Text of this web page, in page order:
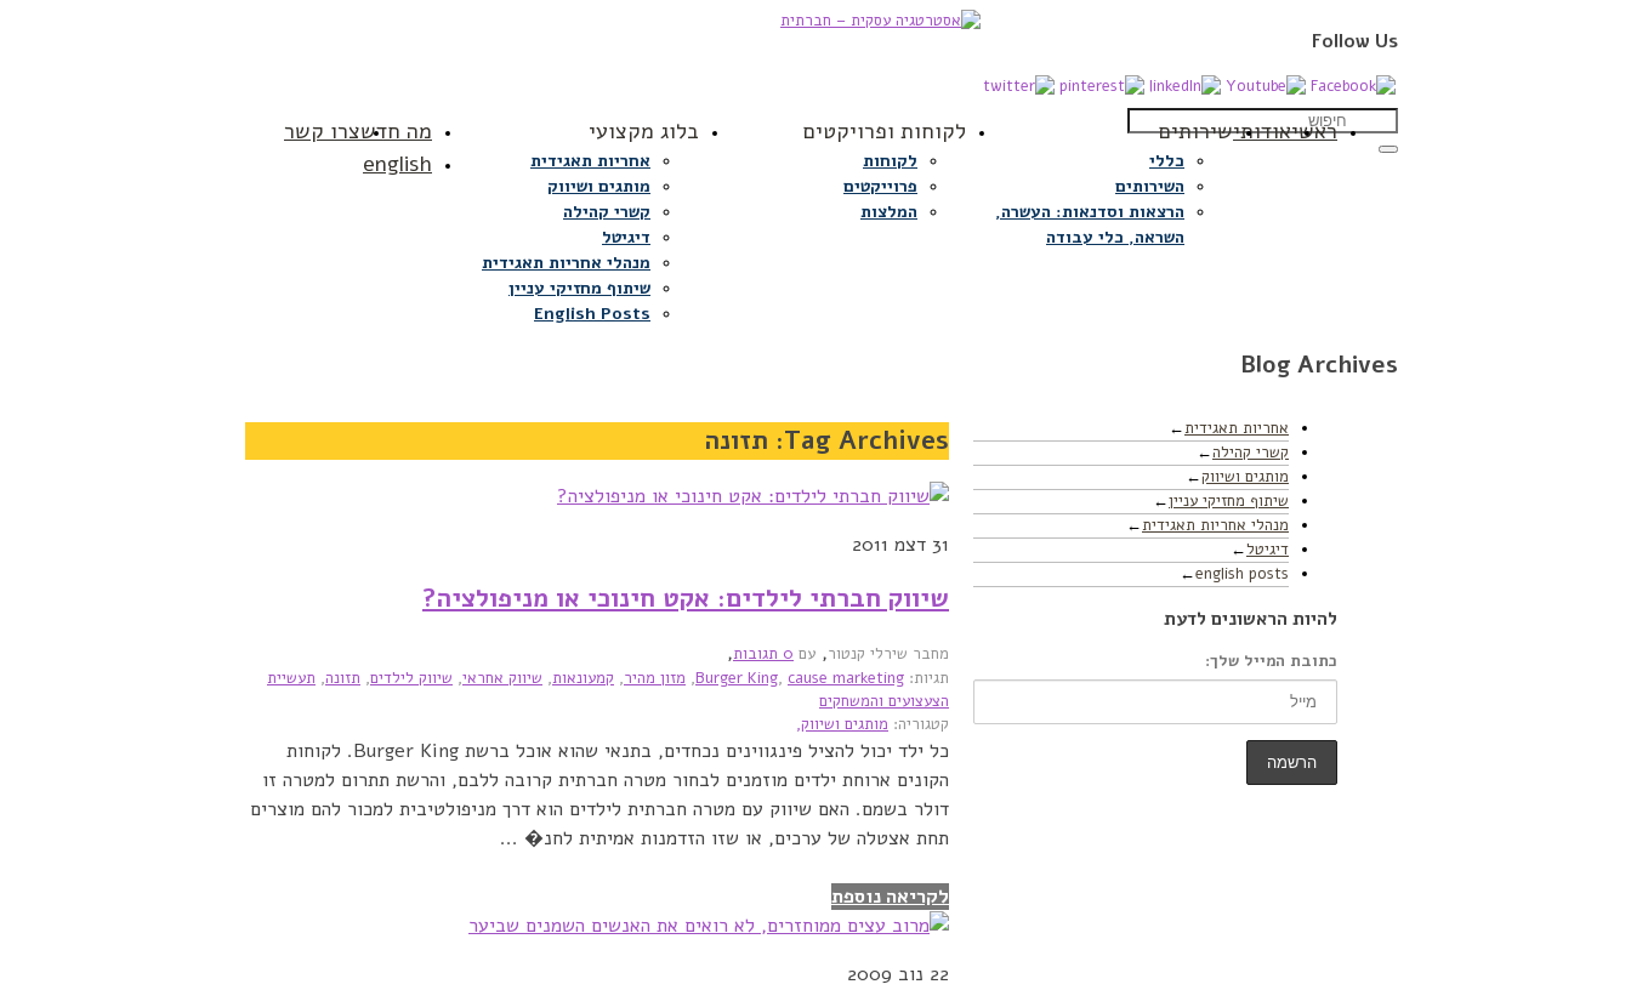
Follow Us
ראשיאודותישירותים
כללי
השירותים
הרצאות וסדנאות: העשרה,
השראה, כלי עבודה
לקוחות ופרויקטים
לקוחות
פרוייקטים
המלצות
בלוג מקצועי
אחריות תאגידית
מותגים ושיווק
קשרי קהילה
דיגיטל
מנהלי אחריות תאגידית
שיתוף מחזיקי עניין
English Posts
מה חדשצרו קשר
english
Blog Archives
Tag Archives: תזונה
31 דצמ 2011
שיווק חברתי לילדים: אקט חינוכי או מניפולציה?
מחבר שירלי קנטור, עם 0 תגובות ,
קטגוריה: מותגים ושיווק,
תגיות: Burger King, cause marketing
, מזון מהיר, קמעונאות, שיווק אחראי, שיווק לילדים, תזונה, תעשיית
הצעצועים והמשחקים
כל ילד יכול להציל פינגווינים נכחדים, בתנאי שהוא אוכל ברשת Burger King. לקוחות
הקונים ארוחת ילדים מוזמנים לבחור מטרה חברתית קרובה ללבם, והרשת תתרום למטרה זו
דולר בשמם. האם שיווק עם מטרה חברתית לילדים הוא דרך מניפולטיבית למכור להם מוצרים
תחת אצטלה של ערכים, או שזו הזדמנות אמיתית לחנ� ...
לקריאה נוספת
22 נוב 2009
אחריות תאגידית
קשרי קהילה
מותגים ושיווק
שיתוף מחזיקי עניין
מנהלי אחריות תאגידית
דיגיטל
english posts
להיות הראשונים לדעת
כתובת המייל שלך: